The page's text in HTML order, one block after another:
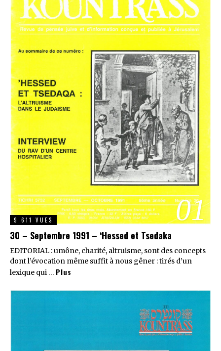
9 611 VUES 01
30 – Septembre 1991 – ‘Hessed et Tsedaka
EDITORIAL : umône, charité, altruisme, sont des concepts
dont l’évocation même suffit à nous gêner : tirés d’un
lexique qui … Plus